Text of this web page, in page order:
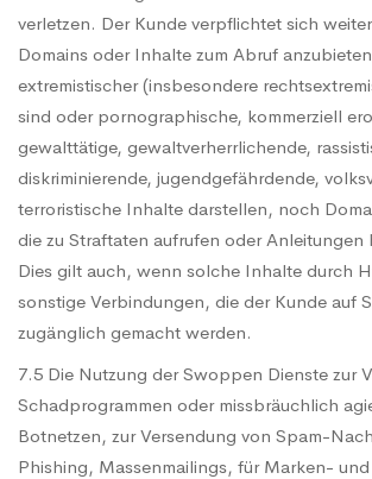
verletzen. Der Kunde verpflichtet sich
Domains oder Inhalte zum Abruf
extremistischer (insbesondere
sind oder pornographische, kommerziell
gewalttätige, gewaltverherrlichende,
diskriminierende, jugendgefährdende,
terroristische Inhalte darstellen, noch
die zu Straftaten aufrufen oder Anleitungen
Dies gilt auch, wenn solche Inhalte durch
sonstige Verbindungen, die der Kunde auf
zugänglich gemacht werden.
7.5 Die Nutzung der Swoppen Dienste zur
Schadprogrammen oder missbräuchlich
Botnetzen, zur Versendung von Spam-
Phishing, Massenmailings, für Marken- und